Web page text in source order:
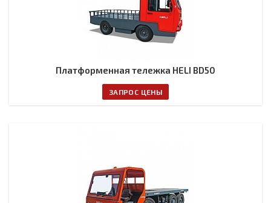
Платформенная тележка HELI BD50
ЗАПРОС ЦЕНЫ